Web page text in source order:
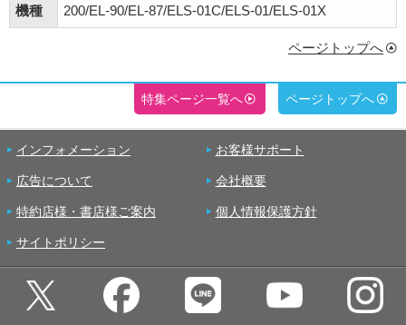
機種
200/EL-90/EL-87/ELS-01C/ELS-01/ELS-01X
ページトップへ
特集ページ一覧へ ページトップへ
インフォメーション お客様サポート
広告について 会社概要
特約店様・書店様ご案内 個人情報保護方針
サイトポリシー